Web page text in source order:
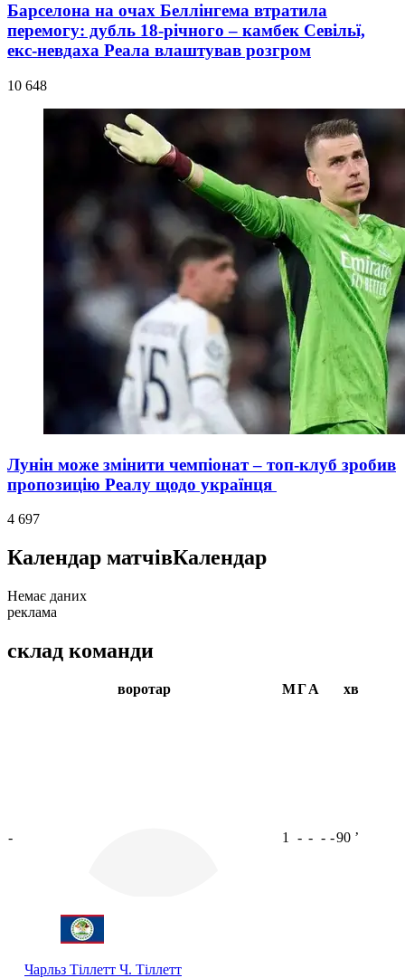
Барселона на очах Беллінгема втратила
перемогу: дубль 18-річного – камбек Севільї,
екс-невдаха Реала влаштував розгром
10 648
Лунін може змінити чемпіонат – топ-клуб зробив
пропозицію Реалу щодо українця
4 697
Календар матчівКалендар
Немає даних
реклама
склад команди
воротар МГА хв
-
Чарльз Тіллетт Ч. Тіллетт
1 - - - -90 ʼ